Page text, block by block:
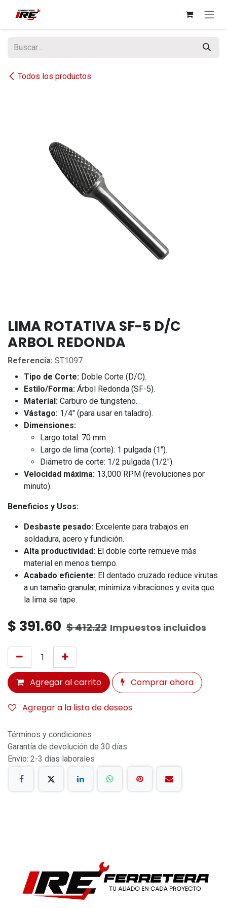
Todos los productos
LIMA ROTATIVA SF-5 D/C
ARBOL REDONDA
Referencia: ST1097
Tipo de Corte: Doble Corte (D/C).
Estilo/Forma: Árbol Redonda (SF-5).
Material: Carburo de tungsteno.
Vástago: 1/4" (para usar en taladro).
Dimensiones:
Largo total: 70 mm.
Largo de lima (corte): 1 pulgada (1").
Diámetro de corte: 1/2 pulgada (1/2").
Velocidad máxima: 13,000 RPM (revoluciones por
minuto).
Beneficios y Usos:
Desbaste pesado: Excelente para trabajos en
soldadura, acero y fundición.
Alta productividad: El doble corte remueve más
material en menos tiempo.
Acabado eficiente: El dentado cruzado reduce virutas
a un tamaño granular, minimiza vibraciones y evita que
la lima se tape.
$ 391.60 $412.22 Impuestos incluidos
Agregar al carrito Comprar ahora
Agregar a la lista de deseos
Términos y condiciones
Garantía de devolución de 30 días
Envío: 2-3 días laborales